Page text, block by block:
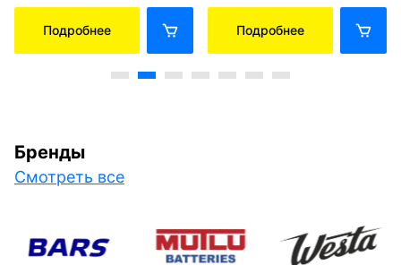
Подробнее Подробнее
Бренды
Смотреть все